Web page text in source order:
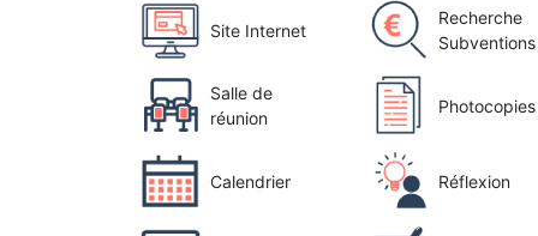
Site Internet
Salle de
réunion
Calendrier
Recherche
Subventions
Photocopies
Réflexion